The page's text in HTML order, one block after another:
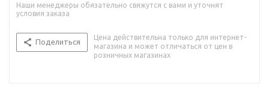
Наши менеджеры обязательно свяжутся с вами и уточнят
условия заказа
Поделиться
Цена действительна только для интернет-
магазина и может отличаться от цен в
розничных магазинах